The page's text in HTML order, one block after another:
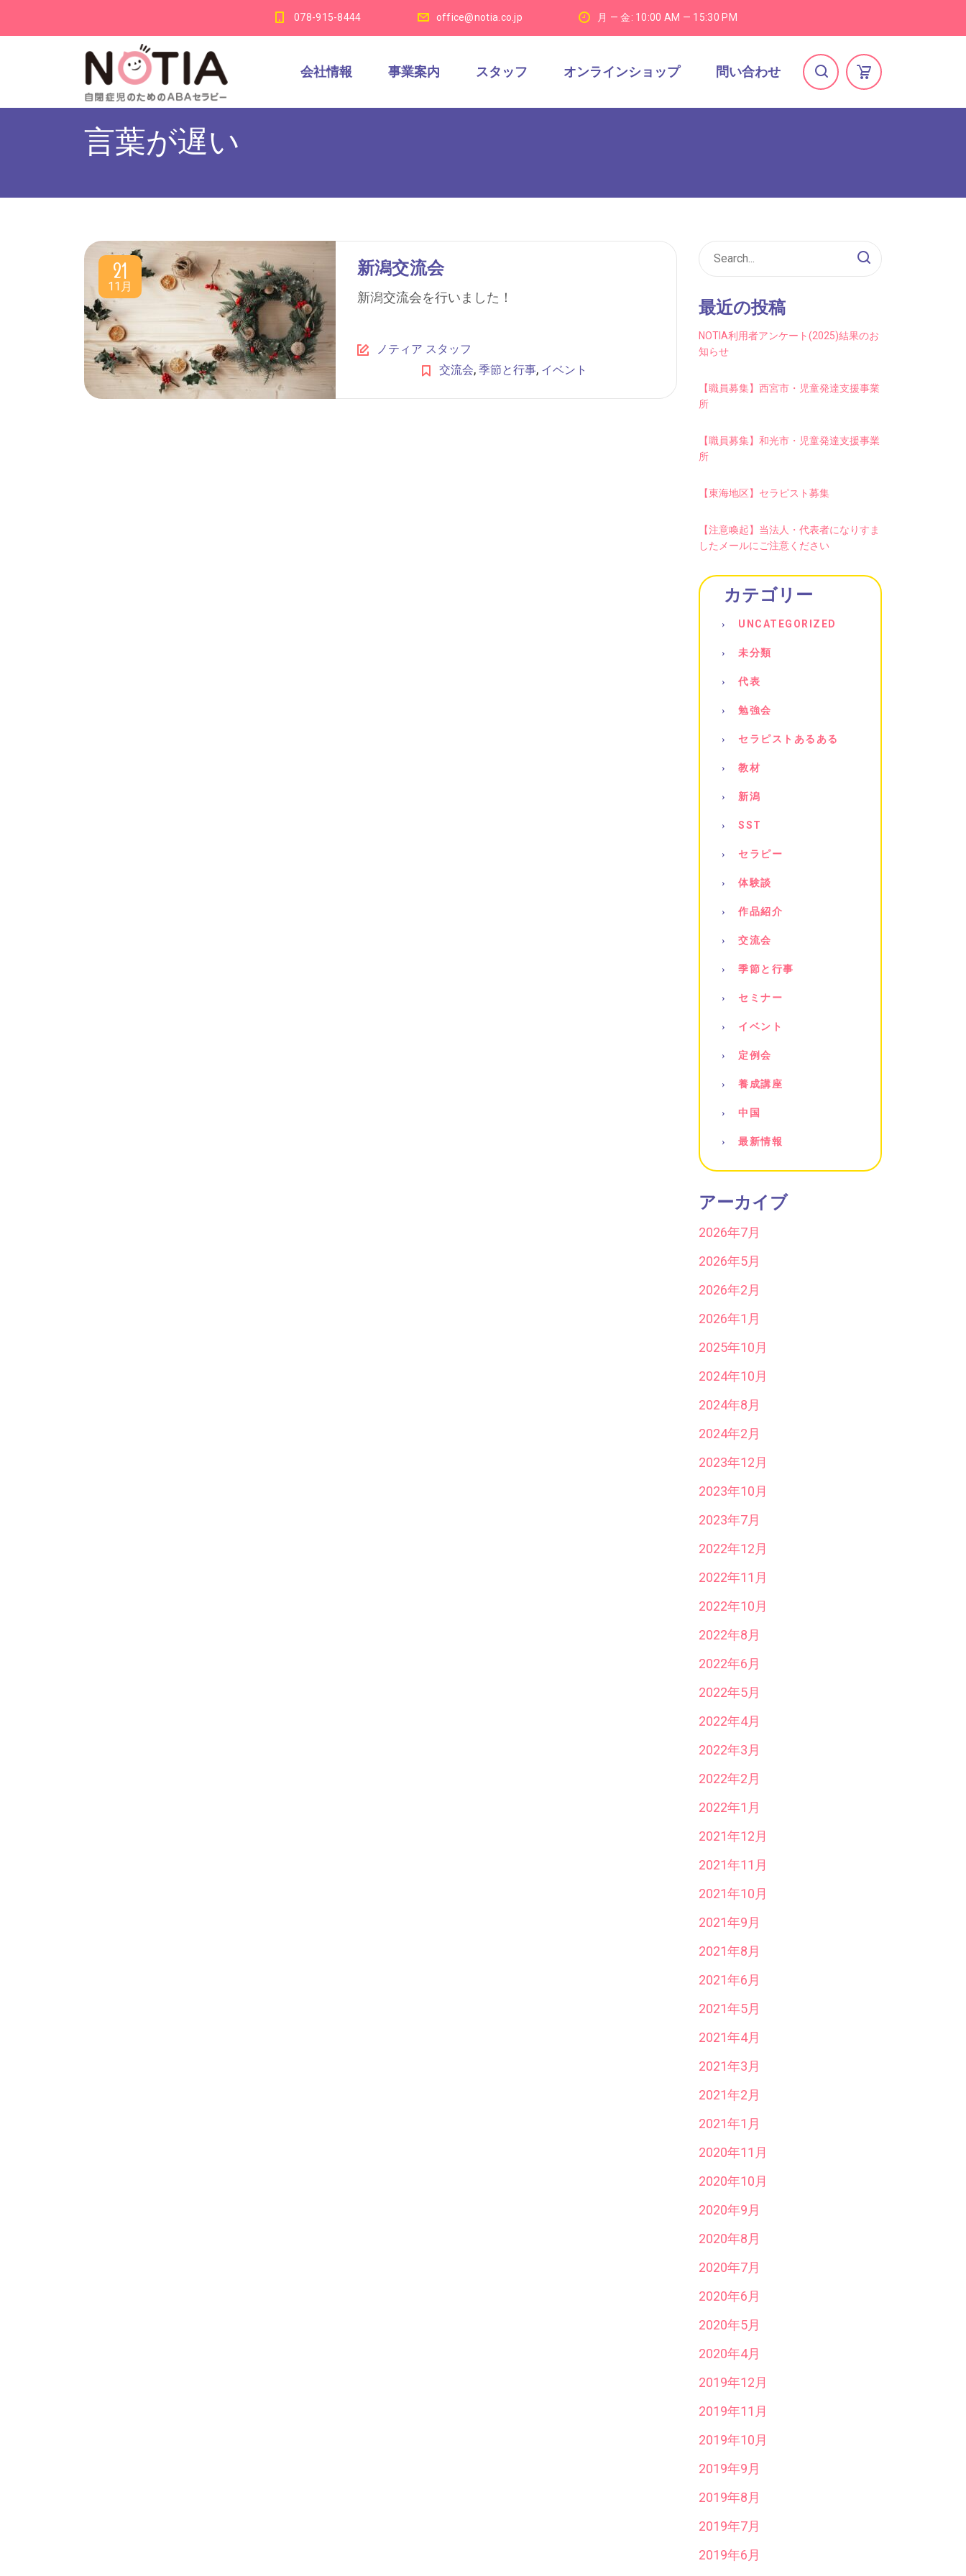
078-915-8444 office@notia.co.jp 月 — 金: 10:00 AM — 15:30 PM
会社情報 事業案内 スタッフ オンラインショップ 問い合わせ
言葉が遅い
21
11月
新潟交流会
新潟交流会を行いました！
ノティア スタッフ
交流会, 季節と行事, イベント
最近の投稿
NOTIA利用者アンケート(2025)結果のお
知らせ
【職員募集】西宮市・児童発達支援事業
所
【職員募集】和光市・児童発達支援事業
所
【東海地区】セラピスト募集
【注意喚起】当法人・代表者になりすま
したメールにご注意ください
カテゴリー
UNCATEGORIZED
未分類
代表
勉強会
セラピストあるある
教材
新潟
SST
セラピー
体験談
作品紹介
交流会
季節と行事
セミナー
イベント
定例会
養成講座
中国
最新情報
アーカイブ
2026年7月
2026年5月
2026年2月
2026年1月
2025年10月
2024年10月
2024年8月
2024年2月
2023年12月
2023年10月
2023年7月
2022年12月
2022年11月
2022年10月
2022年8月
2022年6月
2022年5月
2022年4月
2022年3月
2022年2月
2022年1月
2021年12月
2021年11月
2021年10月
2021年9月
2021年8月
2021年6月
2021年5月
2021年4月
2021年3月
2021年2月
2021年1月
2020年11月
2020年10月
2020年9月
2020年8月
2020年7月
2020年6月
2020年5月
2020年4月
2019年12月
2019年11月
2019年10月
2019年9月
2019年8月
2019年7月
2019年6月